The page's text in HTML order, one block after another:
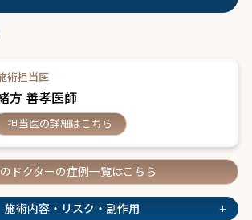
術担当医
方 善孝医師
担当医の詳細はこちら
ドクターの症例一覧はこちら
施術内容・リスク・副作用 +